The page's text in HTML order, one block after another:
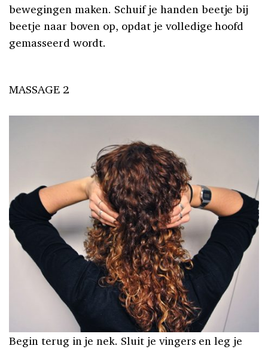
bewegingen maken. Schuif je handen beetje bij
beetje naar boven op, opdat je volledige hoofd
gemasseerd wordt.
MASSAGE 2
Begin terug in je nek. Sluit je vingers en leg je